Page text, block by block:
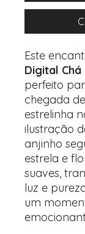
Este
Digital
perfeito
chegada
estrelinha
ilustração
anjinho
estrela e
suaves,
luz e
um